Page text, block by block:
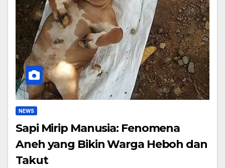
NEWS
Sapi Mirip Manusia: Fenomena
Aneh yang Bikin Warga Heboh dan
Takut